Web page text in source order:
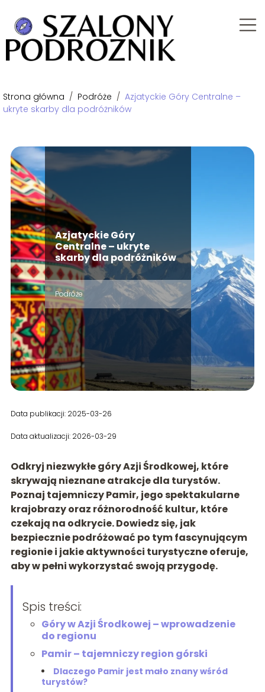
Strona główna / Podróże / Azjatyckie Góry Centralne –
ukryte skarby dla podróżników
Azjatyckie Góry
Centralne – ukryte
skarby dla podróżników
Podróże
Data publikacji: 2025-03-26
Data aktualizacji: 2026-03-29
Odkryj niezwykłe góry Azji Środkowej, które
skrywają nieznane atrakcje dla turystów.
Poznaj tajemniczy Pamir, jego spektakularne
krajobrazy oraz różnorodność kultur, które
czekają na odkrycie. Dowiedz się, jak
bezpiecznie podróżować po tym fascynującym
regionie i jakie aktywności turystyczne oferuje,
aby w pełni wykorzystać swoją przygodę.
Spis treści:
Góry w Azji Środkowej – wprowadzenie
do regionu
Pamir – tajemniczy region górski
Dlaczego Pamir jest mało znany wśród
turystów?